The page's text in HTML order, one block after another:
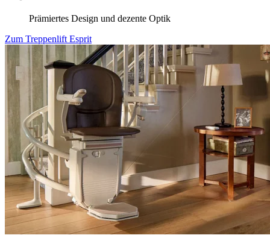
Prämiertes Design und dezente Optik
Zum Treppenlift Esprit